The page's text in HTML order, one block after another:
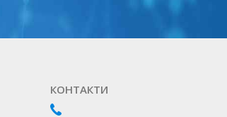
КОНТАКТИ